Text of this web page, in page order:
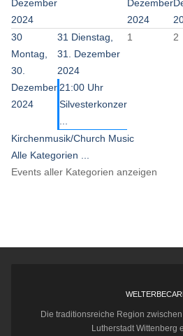
Dezember
2024
Dezember
2024
30
Montag,
30.
Dezember
2024
31 Dienstag,
31. Dezember
2024
21:00 Uhr
Silvesterkonzer
...
1 2
Kirchenmusik/Church Music
Alle Kategorien ...
Events aller Kategorien anzeigen
Die traditionsreiche Region
Lutherstadt Wittenberg